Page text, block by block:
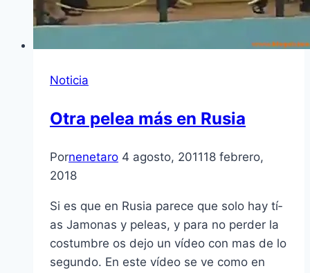
Noticia
Otra pelea más en Rusia
Pornenetaro 4 agosto, 201118 febrero,
2018
Si es que en Rusia parece que solo hay tí­
as Jamonas y peleas, y para no perder la
costumbre os dejo un ví­deo con mas de lo
segundo. En este ví­deo se ve como en